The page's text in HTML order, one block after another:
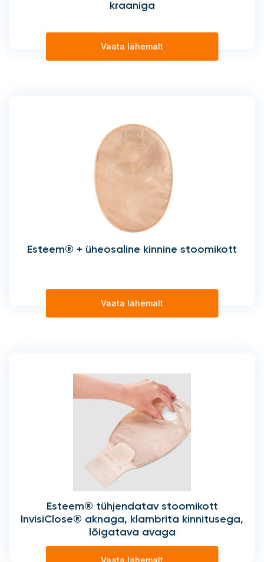
kraaniga
Vaata lähemalt
Esteem® + üheosaline kinnine stoomikott
Vaata lähemalt
Esteem® tühjendatav stoomikott
InvisiClose® aknaga, klambrita kinnitusega,
lõigatava avaga
Vaata lähemalt